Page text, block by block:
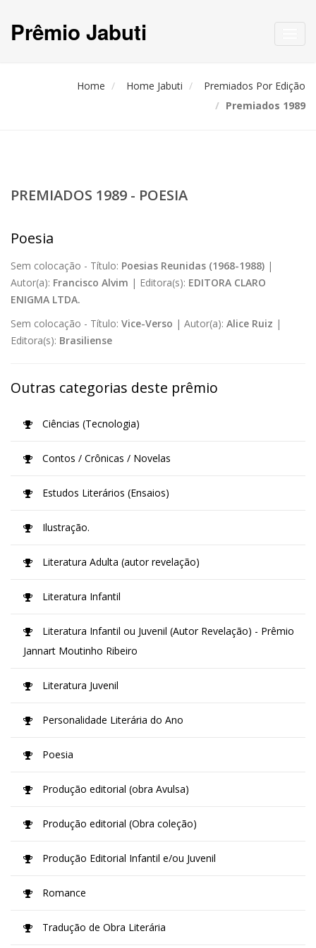
Prêmio Jabuti
Home Home Jabuti
Premiados Por Edição
Premiados 1989
PREMIADOS 1989 - POESIA
Poesia
Sem colocação - Título: Poesias Reunidas (1968-1988) |
Autor(a): Francisco Alvim | Editora(s): EDITORA CLARO
ENIGMA LTDA.
Sem colocação - Título: Vice-Verso | Autor(a): Alice Ruiz |
Editora(s): Brasiliense
Outras categorias deste prêmio
Ciências (Tecnologia)
Contos / Crônicas / Novelas
Estudos Literários (Ensaios)
Ilustração.
Literatura Adulta (autor revelação)
Literatura Infantil
Literatura Infantil ou Juvenil (Autor Revelação) - Prêmio
Jannart Moutinho Ribeiro
Literatura Juvenil
Personalidade Literária do Ano
Poesia
Produção editorial (obra Avulsa)
Produção editorial (Obra coleção)
Produção Editorial Infantil e/ou Juvenil
Romance
Tradução de Obra Literária